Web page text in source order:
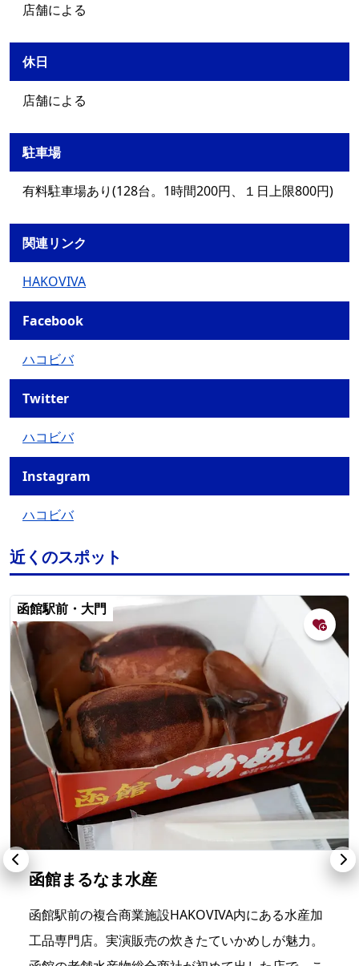
店舗による
休日
店舗による
駐車場
有料駐車場あり(128台。1時間200円、１日上限800円)
関連リンク
HAKOVIVA
Facebook
ハコビバ
Twitter
ハコビバ
Instagram
ハコビバ
近くのスポット
函館駅前・大門
函館まるなま水産
函館駅前の複合商業施設HAKOVIVA内にある水産加
工品専門店。実演販売の炊きたていかめしが魅力。